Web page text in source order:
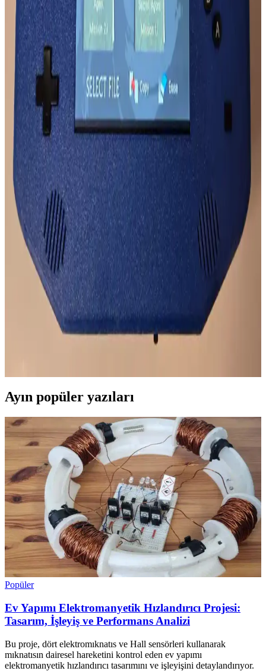
Mikado MD SBT25 ve Lecoo DS103 modellerinin ses özellikleri
detaylı karşılaştırmasıyla, hangi modelin ihtiyaçlarınıza uygun
olduğunu öğrenin ve doğru seçimi yapın.
Grundig ve Xiaomi Taşınabilir Hoparlör
Karşılaştırması: Teknik Özellikler ve Kullanım
Avantajları
Grundig ve Xiaomi hoparlörlerin ses kalitesi, pil ömrü ve tasarım
özellikleri karşılaştırılarak, farklı kullanım ihtiyaçlarına uygun en iyi
seçeneği belirlemenize yardımcı olur.
QCY T13 ve Huawei FreeBuds SE 2 Kulaklık
Karşılaştırması: Hangi Model Sizin İçin Uygun
QCY T13 ve Huawei FreeBuds SE 2 modellerinin tasarım, ses
kalitesi, pil ömrü ve ek özellikleri detaylı karşılaştırmasıyla,
kullanıcılara en uygun kulaklık seçiminde rehberlik sağlanıyor.
Kablosuz Oyun Kulaklıkları: Performans ve
Teknolojide Güncel Trendler
Kablosuz oyun kulaklıkları, yüksek ses kalitesi ve hareket özgürlüğü
sunarak oyun deneyimini zenginleştiriyor. Farklı modeller ve fiyat
seçenekleriyle kullanıcıların ihtiyaçlarına uygun çözümler mevcut.
Taşınabilir Nintendo 64 Konsolu Tasarımı ve Teknik
Özellikleri Üzerine Detaylı İnceleme
Taşınabilir N64 projesi, özel 3D baskı kasası ve özgün PCB
Ayın popüler yazıları
Popüler
Ev Yapımı Elektromanyetik Hızlandırıcı Projesi:
Tasarım, İşleyiş ve Performans Analizi
Bu proje, dört elektromıknatıs ve Hall sensörleri kullanarak
mıknatısın dairesel hareketini kontrol eden ev yapımı
elektromanyetik hızlandırıcı tasarımını ve işleyişini detaylandırıyor.